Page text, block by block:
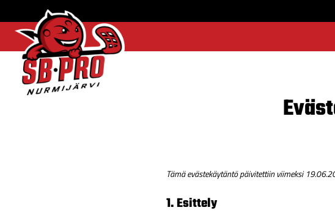
Pro
Tämä evästekäytäntö päivitettiin viimeksi
1. Esittely